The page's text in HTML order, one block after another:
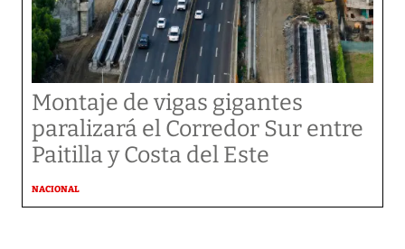
Montaje de vigas gigantes
paralizará el Corredor Sur entre
Paitilla y Costa del Este
NACIONAL